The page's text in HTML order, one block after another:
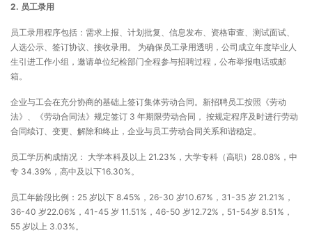
2. 员工录用
员工录用程序包括：需求上报、计划批复、信息发布、资格审查、测试面试、
人选公示、签订协议、接收录用。 为确保员工录用透明，公司成立年度毕业人
生引进工作小组，邀请单位纪检部门全程参与招聘过程，公布举报电话或邮
箱。
企业与工会在充分协商的基础上签订集体劳动合同。新招聘员工按照《劳动
法》、《劳动合同法》规定签订 3 年期限劳动合同， 按规定程序及时进行劳动
合同续订、变更、解除和终止，企业与员工劳动合同关系和谐稳定。
员工学历构成情况： 大学本科及以上 21.23%，大学专科（高职）28.08%，中
专 34.39%，高中及以下16.30%。
员工年龄段比例：25 岁以下 8.45%，26-30 岁10.67%，31-35 岁 21.21%，
36-40 岁22.06%，41-45 岁 11.51%，46-50 岁12.72%，51-54岁 8.51%，
55 岁以上 3.03%。